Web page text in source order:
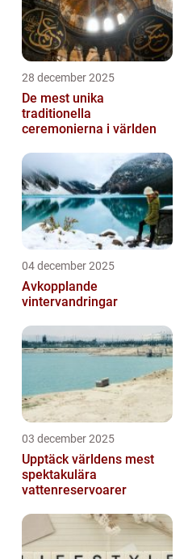
28 december 2025
De mest unika
traditionella
ceremonierna i världen
04 december 2025
Avkopplande
vintervandringar
03 december 2025
Upptäck världens mest
spektakulära
vattenreservoarer